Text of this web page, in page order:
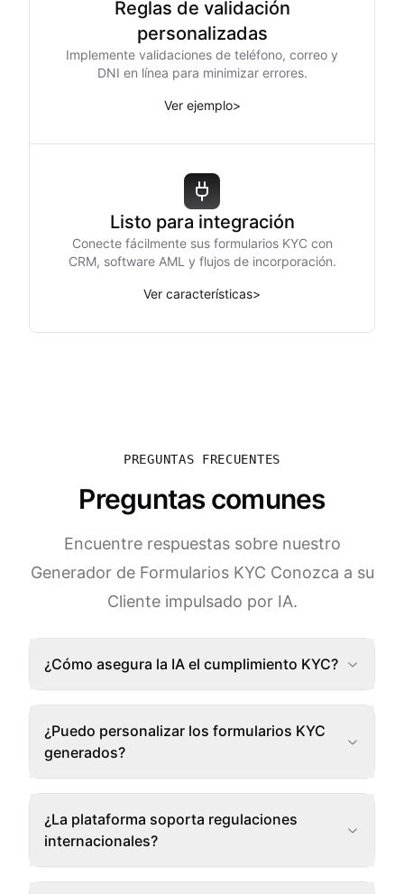
Reglas de validación
personalizadas
Implemente validaciones de teléfono, correo y
DNI en línea para minimizar errores.
Ver ejemplo>
Listo para integración
Conecte fácilmente sus formularios KYC con
CRM, software AML y flujos de incorporación.
Ver características>
PREGUNTAS FRECUENTES
Preguntas comunes
Encuentre respuestas sobre nuestro
Generador de Formularios KYC Conozca a su
Cliente impulsado por IA.
¿Cómo asegura la IA el cumplimiento KYC?
¿Puedo personalizar los formularios KYC
generados?
¿La plataforma soporta regulaciones
internacionales?